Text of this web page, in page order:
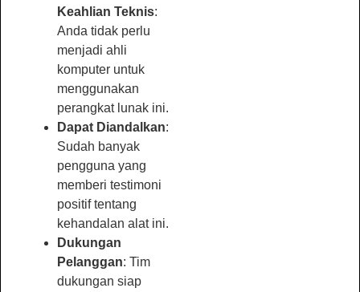
Keahlian Teknis:
Anda tidak perlu
menjadi ahli
komputer untuk
menggunakan
perangkat lunak ini.
Dapat Diandalkan:
Sudah banyak
pengguna yang
memberi testimoni
positif tentang
kehandalan alat ini.
Dukungan
Pelanggan: Tim
dukungan siap